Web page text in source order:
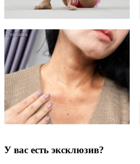
У вас есть эксклюзив?